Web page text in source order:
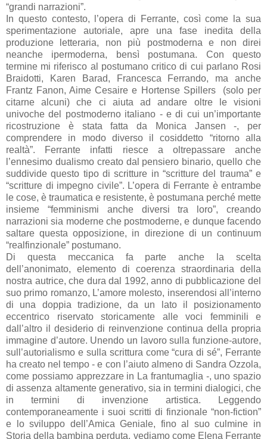
“grandi narrazioni”.
In questo contesto, l’opera di Ferrante, così come la sua
sperimentazione autoriale, apre una fase inedita della
produzione letteraria, non più postmoderna e non direi
neanche ipermoderna, bensì postumana. Con questo
termine mi riferisco al postumano critico di cui parlano Rosi
Braidotti, Karen Barad, Francesca Ferrando, ma anche
Frantz Fanon, Aime Cesaire e Hortense Spillers (solo per
citarne alcuni) che ci aiuta ad andare oltre le visioni
univoche del postmoderno italiano - e di cui un’importante
ricostruzione è stata fatta da Monica Jansen -, per
comprendere in modo diverso il cosiddetto “ritorno alla
realtà”. Ferrante infatti riesce a oltrepassare anche
l’ennesimo dualismo creato dal pensiero binario, quello che
suddivide questo tipo di scritture in “scritture del trauma” e
“scritture di impegno civile”. L’opera di Ferrante è entrambe
le cose, è traumatica e resistente, è postumana perché mette
insieme “femminismi anche diversi tra loro”, creando
narrazioni sia moderne che postmoderne, e dunque facendo
saltare questa opposizione, in direzione di un continuum
“realfinzionale” postumano.
Di questa meccanica fa parte anche la scelta
dell’anonimato, elemento di coerenza straordinaria della
nostra autrice, che dura dal 1992, anno di pubblicazione del
suo primo romanzo, L’amore molesto, inserendosi all’interno
di una doppia tradizione, da un lato il posizionamento
eccentrico riservato storicamente alle voci femminili e
dall’altro il desiderio di reinvenzione continua della propria
immagine d’autore. Unendo un lavoro sulla funzione-autore,
sull’autorialismo e sulla scrittura come “cura di sé”, Ferrante
ha creato nel tempo - e con l’aiuto almeno di Sandra Ozzola,
come possiamo apprezzare in La frantumaglia -, uno spazio
di assenza altamente generativo, sia in termini dialogici, che
in termini di invenzione artistica. Leggendo
contemporaneamente i suoi scritti di finzionale “non-fiction”
e lo sviluppo dell’Amica Geniale, fino al suo culmine in
Storia della bambina perduta, vediamo come Elena Ferrante